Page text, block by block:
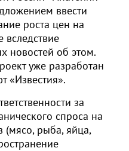
ввести
роста цен на
вследствие
новостей об этом.
уже разработан
«Известия».
за
спроса на
(мясо, рыба, яйца,